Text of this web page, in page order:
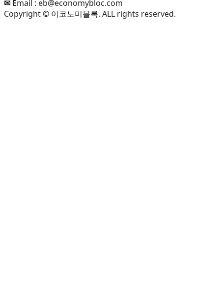
✉ Email : eb@economybloc.com
Copyright © 이코노미블록. ALL rights reserved.